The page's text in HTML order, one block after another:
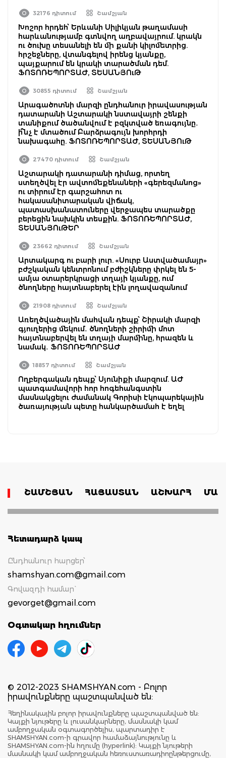
32176 դիտում Շամշյան
Խոշոր հրդեհ՝ Երևանի Սիլիկյան թաղամասի
հարևանությամբ գտնվող աղբավայրում. կրակն
ու ծուխը տեսանելի են մի քանի կիլոմետրից.
հրշեջները, վտանգելով իրենց կյանքը,
պայքարում են կրակի տարածման դեմ.
ՖՈՏՈՌԵՊՈՐՏԱԺ, ՏԵՍԱՆՅՈւԹ
30855 դիտում Շամշյան
Արագածոտնի մարզի ընդհանուր իրավասության
դատարանի Աշտարակի նստավայրի շենքի
տանիքում ծածանվում է բզկտված եռագույնը․
ի՞նչ է մտածում Բարձրագույն խորհրդի
նախագահը. ՖՈՏՈՌԵՊՈՐՏԱԺ, ՏԵՍԱՆՅՈւԹ
27470 դիտում Շամշյան
Աշտարակի դատարանի դիմաց, որտեղ
ստեղծվել էր ավտոմեքենաների «գերեզմանոց»
ու տիրում էր գարշահոտ ու
հակասանիտարական վիճակ,
պատասխանատուները վերջապես տարածքը
բերեցին նախկին տեսքին. ՖՈՏՈՌԵՊՈՐՏԱԺ,
ՏԵՍԱՆՅՈւԹԵՐ
23662 դիտում Շամշյան
Արտակարգ ու բարի լուր. «Սուրբ Աստվածամայր»
բժշկական կենտրոնում բժիշկները փրկել են 5-
ամյա օտարերկրացի տղայի կյանքը, ում
ծնողները հայտնաբերել էին լողավազանում
21908 դիտում Շամշյան
Առեղծվածային մահվան դեպք՝ Շիրակի մարզի
գյուղերից մեկում․ ծնողների շիրիմի մոտ
հայտնաբերվել են տղայի մարմինը, հրազեն և
նամակ․ ՖՈՏՈՌԵՊՈՐՏԱԺ
18857 դիտում Շամշյան
Ողբերգական դեպք՝ Սյունիքի մարզում. ԱԺ
պատգամավորի հոր հոգեհանգստին
մասնակցելու ժամանակ Գորիսի էկոպարեկային
ծառայության պետը հանկարծամահ է եղել
ՇԱՄՇՅԱՆ ՀԱՅԱՍՏԱՆ ԱՇԽԱՐՀ
Հետադարձ կապ
Ընդհանուր հարցեր՝
shamshyan.com@gmail.com
Գովազդի համար`
gevorget@gmail.com
Օգտակար հղումներ
© 2012-2023 SHAMSHYAN.com - Բոլոր
իրավունքները պաշտպանված են:
Հեղինակային բոլոր իրավունքները պաշտպանված են:
Կայքի նյութերը և լուսանկարները, մասնակի կամ
ամբողջական օգտագործելիս, պարտադիր է
SHAMSHYAN.com-ի գրավոր համաձայնությունը և
SHAMSHYAN.com-ին հղումը (hyperlink): Կայքի նյութերի
մասնակի կամ ամբողջական հեռուստառադիոընթերցումը,